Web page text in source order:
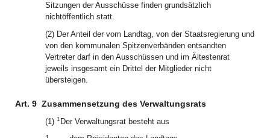
Sitzungen der Ausschüsse finden grundsätzlich
nichtöffentlich statt.
(2) Der Anteil der vom Landtag, von der Staatsregierung und
von den kommunalen Spitzenverbänden entsandten
Vertreter darf in den Ausschüssen und im Ältestenrat
jeweils insgesamt ein Drittel der Mitglieder nicht
übersteigen.
Art. 9 Zusammensetzung des Verwaltungsrats
(1) 1 Der Verwaltungsrat besteht aus